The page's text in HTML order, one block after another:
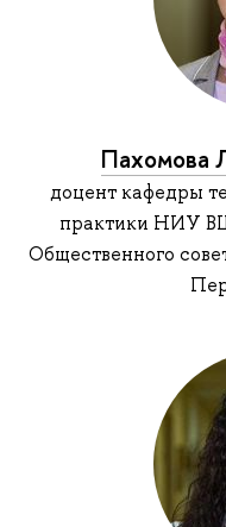
Пахомова
доцент кафедры
практики НИУ
Общественного